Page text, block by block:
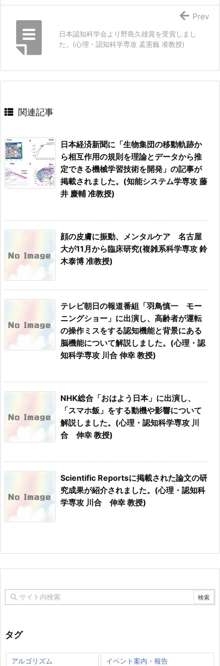
日本認知科学会より野島久雄賞を受賞しまし
た。(心理・認知科学専攻 孟憲巍 准教授)
Prev
関連記事
日本経済新聞に「生物集団の移動軌跡か
ら相互作用の規則を理論とデータから推
定できる機械学習技術を開発」の記事が
掲載されました。(知能システム学専攻 藤
井 慶輔 准教授)
顔の皮膚に振動、メンタルケア 名古屋
大が11月から臨床研究(複雑系科学専攻 鈴
木泰博 准教授)
テレビ朝日の報道番組「羽鳥慎一 モー
ニングショー」に出演し、高齢者が運転
の操作ミスをする認知機能と背景にある
脳機能について解説しました。(心理・認
知科学専攻 川合 伸幸 教授)
NHK総合「おはよう日本」に出演し、
「スマホ飯」をする動機や影響について
解説しました。(心理・認知科学専攻 川
合 伸幸 教授)
Scientific Reportsに掲載された論文の研
究成果が紹介されました。(心理・認知科
学専攻 川合 伸幸 教授)
タグ
アルゴリズム イベント案内・報告